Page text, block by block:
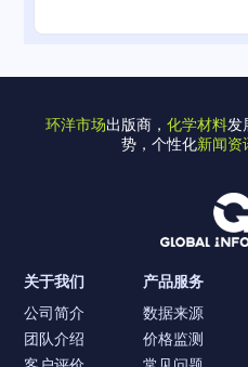
环洋市场出版商， 化学材料发
势，个性化新闻资
关于我们
公司简介
团队介绍
产品服务
数据来源
价格监测